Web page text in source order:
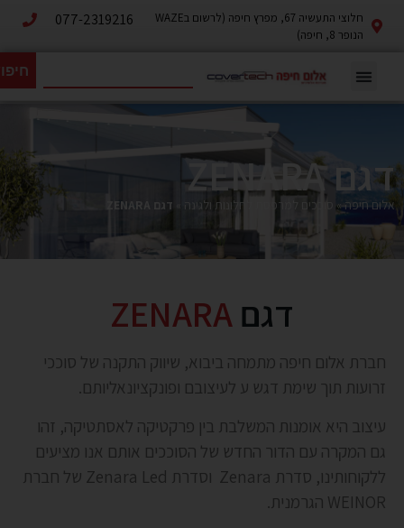
חלוצי התעשיה 67, מפרץ חיפה (לרשום בWAZE
הנופר 8, חיפה)
077-2319216
דגם ZENARA
אלום חיפה» סוככים למרפסת לחלונות ולגינה דגם ZENARA
דגםZENARA
חברת אלום חיפה מתמחה ביבוא, שיווק התקנה של סוככי
זרועות תוך שימת דגש ע לעיצובם ופונקציונאליותם.
עיצוב היא אומנות המשלבת בין פרקטיקה לאסתטיקה, זהו
גם המקרה עם הדור החדש של הסוככים אותם אנו מציעים
ללקוחותינו, סדרת Zenara וסדרת Zenara Led של חברת
WEINOR הגרמנית.